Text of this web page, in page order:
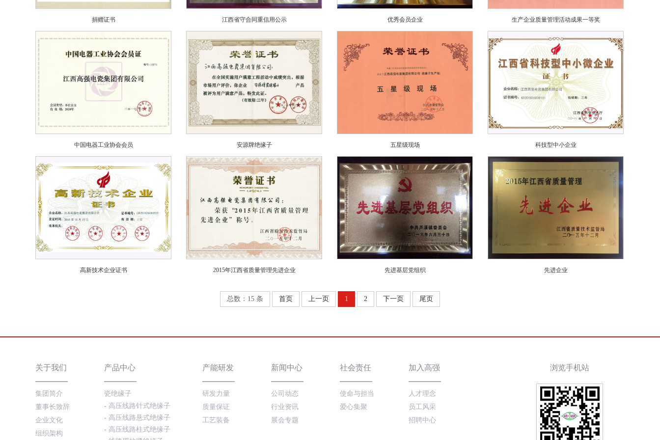
捐赠证书 江西省守合同重信用公示 优秀会员企业 生产企业质量管理活动成果一等奖
中国电器工业协会会员 安源牌绝缘子 五星级现场 科技型中小企业
高新技术企业证书 2015年江西省质量管理先进企业 先进基层党组织 先进企业
总数：15 条 首页 上一页 1 2 下一页 尾页
关于我们
集团简介
董事长致辞
企业文化
组织架构
产品中心
瓷绝缘子
- 高压线路针式绝缘子
- 高压线路悬式绝缘子
- 高压线路柱式绝缘子
产能研发
研发力量
质量保证
工艺装备
新闻中心
公司动态
行业资讯
展会专题
社会责任
使命与担当
爱心集聚
加入高强
人才理念
员工风采
招聘中心
浏览手机站